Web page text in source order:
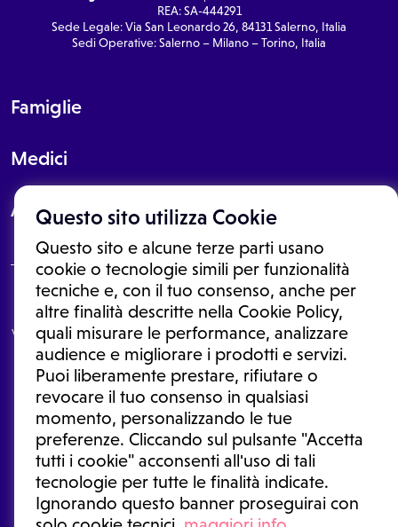
Questo sito utilizza Cookie
Questo sito e alcune terze parti usano
cookie o tecnologie simili per funzionalità
tecniche e, con il tuo consenso, anche per
altre finalità descritte nella Cookie Policy,
quali misurare le performance, analizzare
audience e migliorare i prodotti e servizi.
Puoi liberamente prestare, rifiutare o
revocare il tuo consenso in qualsiasi
momento, personalizzando le tue
preferenze. Cliccando sul pulsante "Accetta
tutti i cookie" acconsenti all'uso di tali
tecnologie per tutte le finalità indicate.
Ignorando questo banner proseguirai con
REA: SA-444291
Sede Legale: Via San Leonardo 26, 84131 Salerno, Italia
Sedi Operative: Salerno – Milano – Torino, Italia
Famiglie
Medici
About
Le informazioni proposte in questo sito non sono un consulto medico.
In nessun caso, queste informazioni sostituiscono un consulto, una
visita o una diagnosi formulata dal medico. Non si devono considerare
le informazioni disponibili come suggerimenti per la formulazione di
una diagnosi, la determinazione di un trattamento o l'assunzione o
sospensione di un farmaco senza prima consultare un medico di
medicina generale o uno specialista.
Condizioni di utilizzo|Privacy Policy |Gestione cookie
Ⓒ 2026 | Tutti i diritti riservati.